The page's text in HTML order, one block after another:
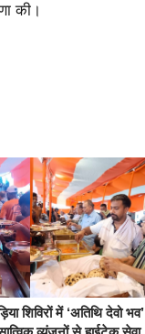
की।
शिविरों में ‘अतिथि देवो भव’